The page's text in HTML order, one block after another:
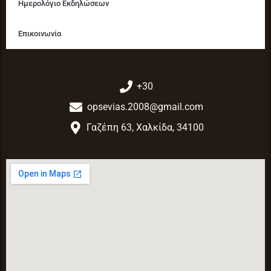
Ημερολόγιο Εκδηλώσεων
Επικοινωνία
+30
opsevias.2008@gmail.com
Γαζέπη 63, Χαλκίδα, 34100